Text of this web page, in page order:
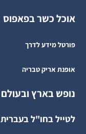
אוכל כשר בפאפוס
פורטל מידע לדרך
אופנת אריק טבריה
נופש בארץ ובעולם
לטייל בחו"ל בעברית